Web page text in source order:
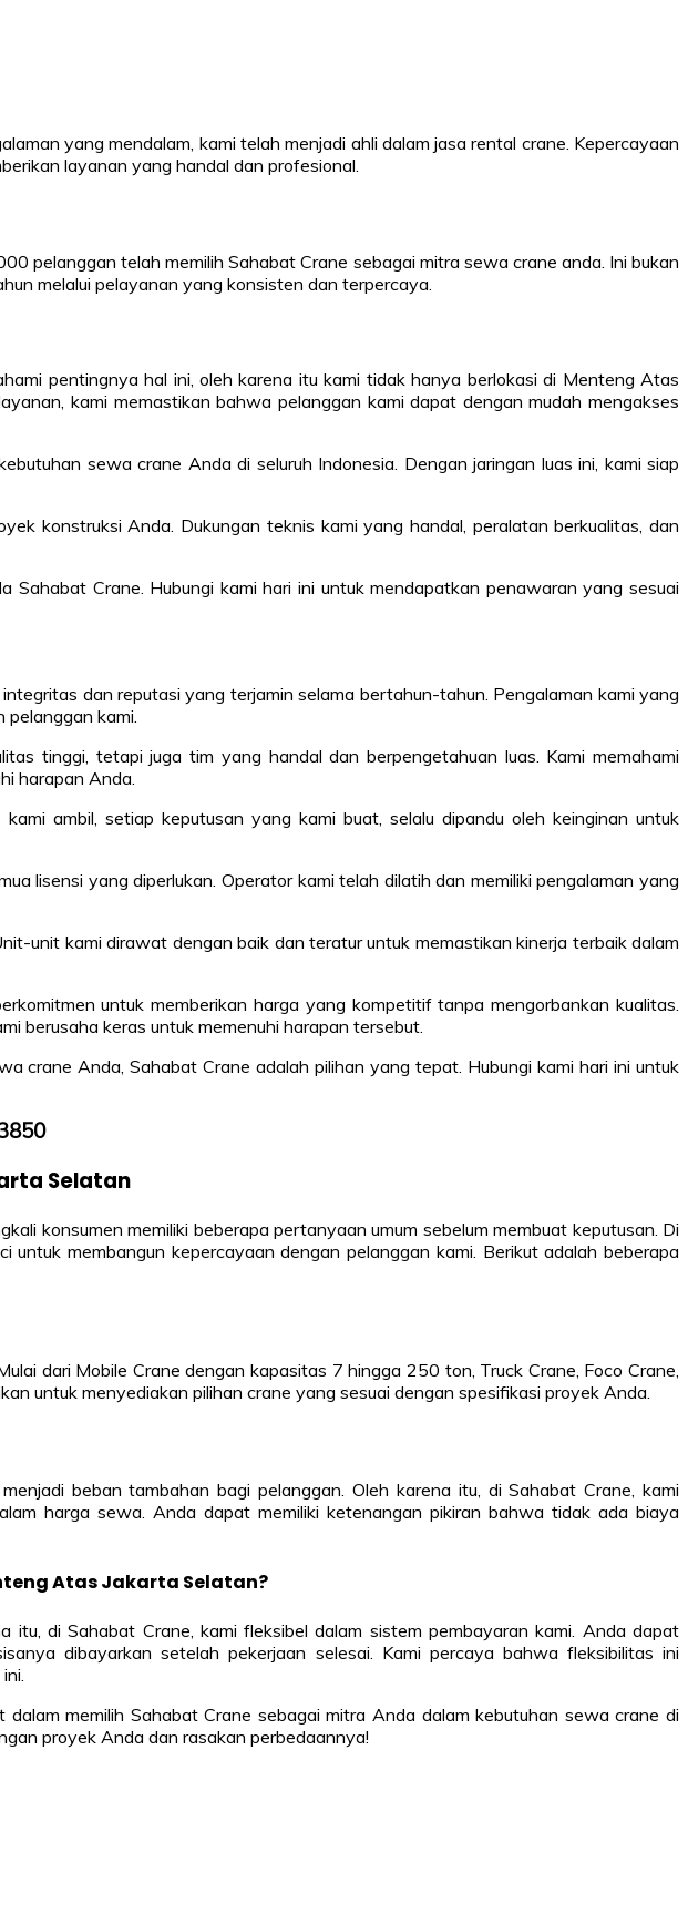
yang mendalam, kami telah menjadi ahli dalam jasa rental crane. Kepercayaan
layanan yang handal dan profesional.
pelanggan telah memilih Sahabat Crane sebagai mitra sewa crane anda. Ini bukan
melalui pelayanan yang konsisten dan terpercaya.
pentingnya hal ini, oleh karena itu kami tidak hanya berlokasi di Menteng Atas
kami memastikan bahwa pelanggan kami dapat dengan mudah mengakses
sewa crane Anda di seluruh Indonesia. Dengan jaringan luas ini, kami siap
konstruksi Anda. Dukungan teknis kami yang handal, peralatan berkualitas, dan
Crane. Hubungi kami hari ini untuk mendapatkan penawaran yang sesuai
dan reputasi yang terjamin selama bertahun-tahun. Pengalaman kami yang
pelanggan kami.
tinggi, tetapi juga tim yang handal dan berpengetahuan luas. Kami memahami
harapan Anda.
ambil, setiap keputusan yang kami buat, selalu dipandu oleh keinginan untuk
lisensi yang diperlukan. Operator kami telah dilatih dan memiliki pengalaman yang
unit kami dirawat dengan baik dan teratur untuk memastikan kinerja terbaik dalam
untuk memberikan harga yang kompetitif tanpa mengorbankan kualitas.
berusaha keras untuk memenuhi harapan tersebut.
crane Anda, Sahabat Crane adalah pilihan yang tepat. Hubungi kami hari ini untuk
Selatan
konsumen memiliki beberapa pertanyaan umum sebelum membuat keputusan. Di
membangun kepercayaan dengan pelanggan kami. Berikut adalah beberapa
dari Mobile Crane dengan kapasitas 7 hingga 250 ton, Truck Crane, Foco Crane,
untuk menyediakan pilihan crane yang sesuai dengan spesifikasi proyek Anda.
beban tambahan bagi pelanggan. Oleh karena itu, di Sahabat Crane, kami
harga sewa. Anda dapat memiliki ketenangan pikiran bahwa tidak ada biaya
Atas Jakarta Selatan?
itu, di Sahabat Crane, kami fleksibel dalam sistem pembayaran kami. Anda dapat
dibayarkan setelah pekerjaan selesai. Kami percaya bahwa fleksibilitas ini
memilih Sahabat Crane sebagai mitra Anda dalam kebutuhan sewa crane di
proyek Anda dan rasakan perbedaannya!